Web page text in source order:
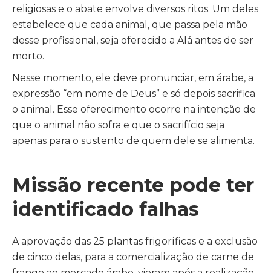
religiosas e o abate envolve diversos ritos. Um deles
estabelece que cada animal, que passa pela mão
desse profissional, seja oferecido a Alá antes de ser
morto.
Nesse momento, ele deve pronunciar, em árabe, a
expressão “em nome de Deus” e só depois sacrifica
o animal. Esse oferecimento ocorre na intenção de
que o animal não sofra e que o sacrifício seja
apenas para o sustento de quem dele se alimenta.
Missão recente pode ter
identificado falhas
A aprovação das 25 plantas frigoríficas e a exclusão
de cinco delas, para a comercialização de carne de